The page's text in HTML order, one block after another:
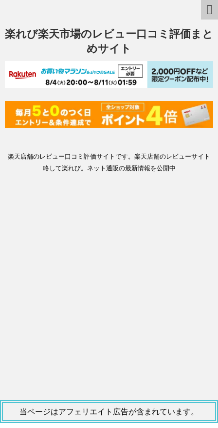
楽れび楽天市場のレビュー口コミ評価まと
めサイト
楽天店舗のレビュー口コミ評価サイトです。楽天店舗のレビューサイト
略して楽れび。ネット通販の最新情報を公開中
当ページはアフェリエイト広告が含まれています。